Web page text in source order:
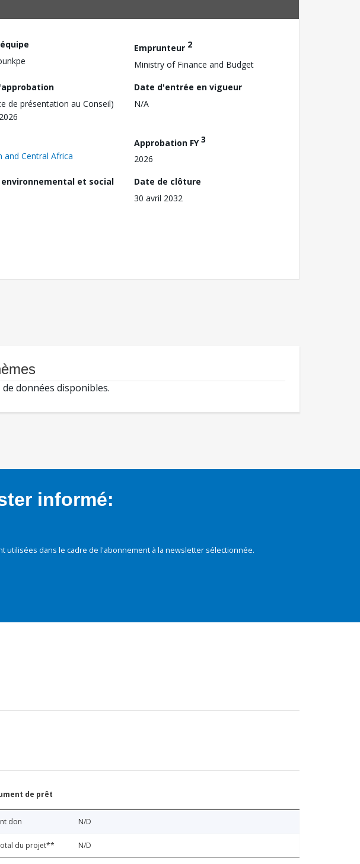
Emprunteur 2
Ministry of Finance and Budget
de présentation au Conseil)
Date d'entrée en vigueur
N/A
and Central Africa
Approbation FY3
2026
environnemental et social
Date de clôture
30 avril 2032
de données disponibles.
informé:
dans le cadre de l'abonnement à la newsletter sélectionnée.
de prêt
don N/D
du projet** N/D